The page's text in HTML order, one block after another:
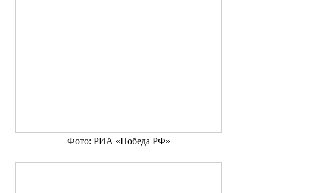
Фото: РИА «Победа РФ»